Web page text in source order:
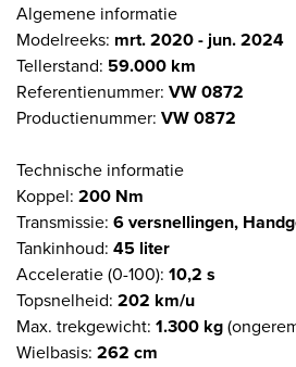
Algemene informatie
Modelreeks: mrt. 2020 - jun. 2024
Tellerstand: 59.000 km
Referentienummer: VW 0872
Productienummer: VW 0872
Technische informatie
Koppel: 200 Nm
Transmissie: 6 versnellingen,
Tankinhoud: 45 liter
Acceleratie (0-100): 10,2 s
Topsnelheid: 202 km/u
Max. trekgewicht: 1.300 kg
Wielbasis: 262 cm